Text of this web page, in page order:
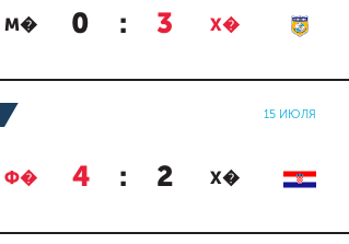
М� 0 : 3 Х�
15 ИЮЛЯ
Ф� 4 : 2 Х�